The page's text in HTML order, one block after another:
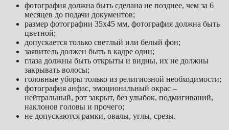
фотография должна быть сделана не позднее, чем за 6
месяцев до подачи документов;
размер фотографии 35х45 мм, фотография должна быть
цветной;
допускается только светлый или белый фон;
заявитель должен быть в кадре один;
глаза должны быть открыты и видны, их не должны
закрывать волосы;
головные уборы только из религиозной необходимости;
фотография анфас, эмоциональный окрас –
нейтральный, рот закрыт, без улыбок, подмигиваний,
наклонов головы и прочего;
не допускаются рамки, овалы, углы, срезы.